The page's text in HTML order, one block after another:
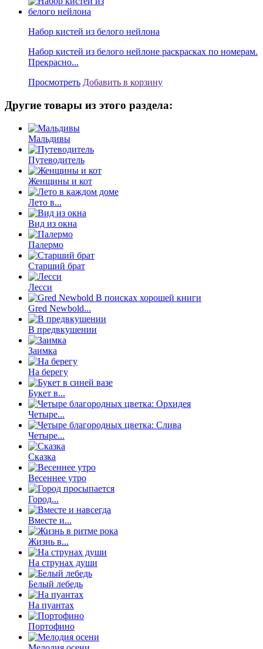
Набор кистей из белого нейлона
Набор кистей из белого нейлоне раскрасках по номерам.
Прекрасно...
Просмотреть Добавить в корзину
Другие товары из этого раздела:
Мальдивы
Путеводитель
Женщины и кот
Лето в...
Вид из окна
Палермо
Старший брат
Лесси
Gred Newbold...
В предвкушении
Заимка
На берегу
Букет в...
Четыре...
Четыре...
Сказка
Весеннее утро
Город...
Вместе и...
Жизнь в...
На струнах души
Белый лебедь
На пуантах
Портофино